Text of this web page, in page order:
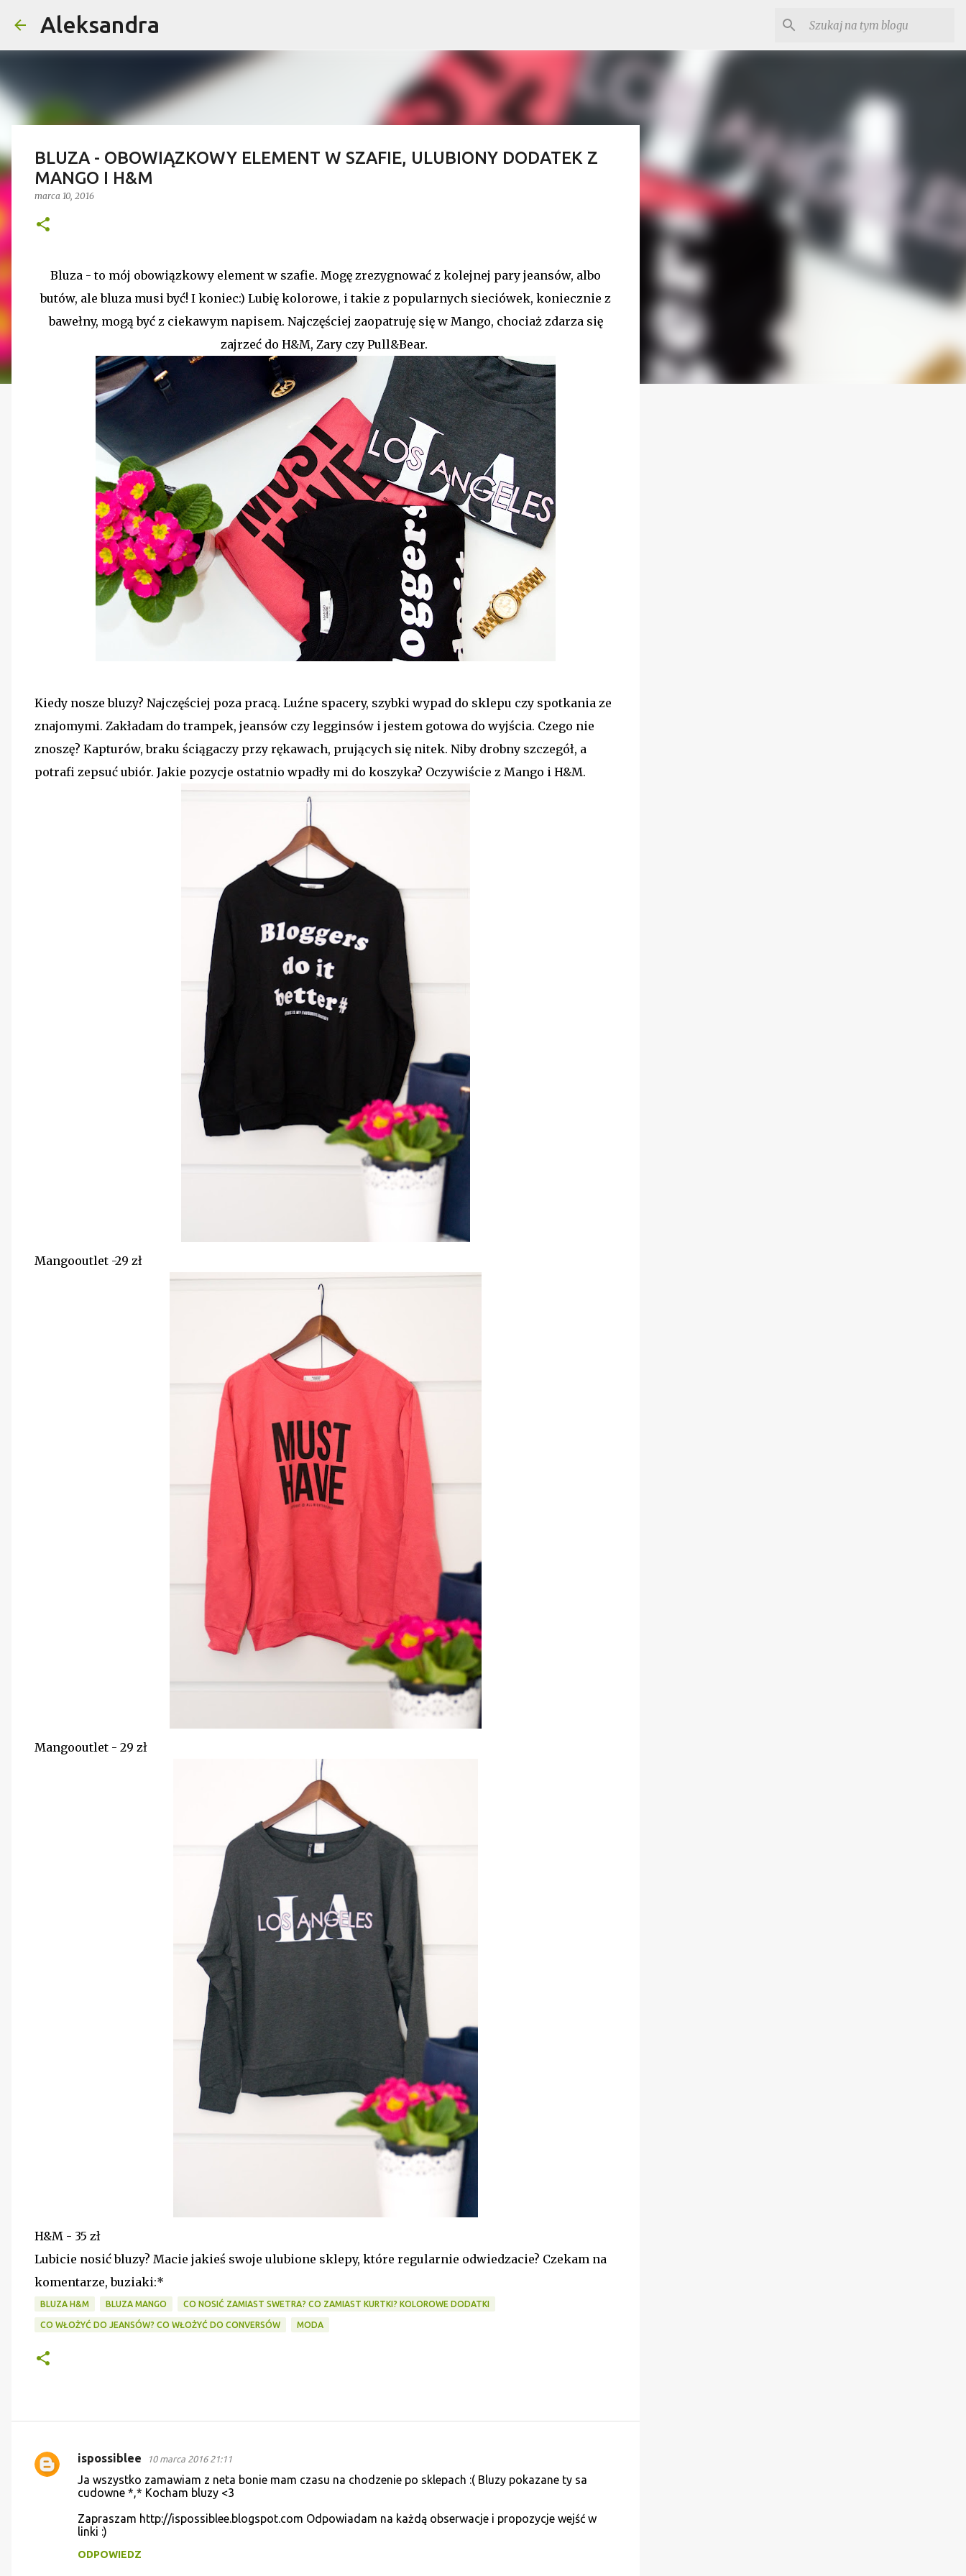
Aleksandra
BLUZA - OBOWIĄZKOWY ELEMENT W SZAFIE, ULUBIONY DODATEK Z
MANGO I H&M
marca 10, 2016
Bluza - to mój obowiązkowy element w szafie. Mogę zrezygnować z kolejnej pary jeansów, albo
butów, ale bluza musi być! I koniec:) Lubię kolorowe, i takie z popularnych sieciówek, koniecznie z
bawełny, mogą być z ciekawym napisem. Najczęściej zaopatruję się w Mango, chociaż zdarza się
zajrzeć do H&M, Zary czy Pull&Bear.
Kiedy nosze bluzy? Najczęściej poza pracą. Luźne spacery, szybki wypad do sklepu czy spotkania ze
znajomymi. Zakładam do trampek, jeansów czy legginsów i jestem gotowa do wyjścia. Czego nie
znoszę? Kapturów, braku ściągaczy przy rękawach, prujących się nitek. Niby drobny szczegół, a
potrafi zepsuć ubiór. Jakie pozycje ostatnio wpadły mi do koszyka? Oczywiście z Mango i H&M.
Mangooutlet -29 zł
Mangooutlet - 29 zł
H&M - 35 zł
Lubicie nosić bluzy? Macie jakieś swoje ulubione sklepy, które regularnie odwiedzacie? Czekam na
komentarze, buziaki:*
BLUZA H&M BLUZA MANGO CO NOSIĆ ZAMIAST SWETRA? CO ZAMIAST KURTKI? KOLOROWE DODATKI
CO WŁOŻYĆ DO JEANSÓW? CO WŁOŻYĆ DO CONVERSÓW MODA
K
ispossiblee 10 marca 2016 21:11
Ja wszystko zamawiam z neta bonie mam czasu na chodzenie po sklepach :( Bluzy pokazane ty sa
cudowne *,* Kocham bluzy <3
Zapraszam http://ispossiblee.blogspot.com Odpowiadam na każdą obserwacje i propozycje wejść w
linki :)
ODPOWIEDZ